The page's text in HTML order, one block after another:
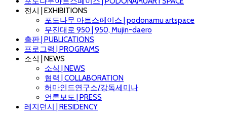
전시 | EXHIBITIONS
포도나무 아트스페이스 | podonamu artspace
무진대로 950 | 950, Mujin-daero
출판 | PUBLICATIONS
프로그램 | PROGRAMS
소식 | NEWS
소식 | NEWS
협력 | COLLABORATION
허마인드연구소/강독세미나
언론보도 | PRESS
레지던시 | RESIDENCY